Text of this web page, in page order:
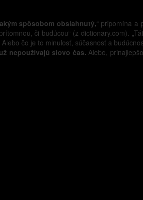
spôsobom obsiahnutý,“ pripomína a
či budúcou“ (z dictionary.com).
čo je to minulosť, súčasnosť a
nepoužívajú slovo čas. Alebo,